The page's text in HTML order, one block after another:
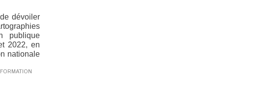
dévoiler
publique
2022, en
nationale
FORMATION